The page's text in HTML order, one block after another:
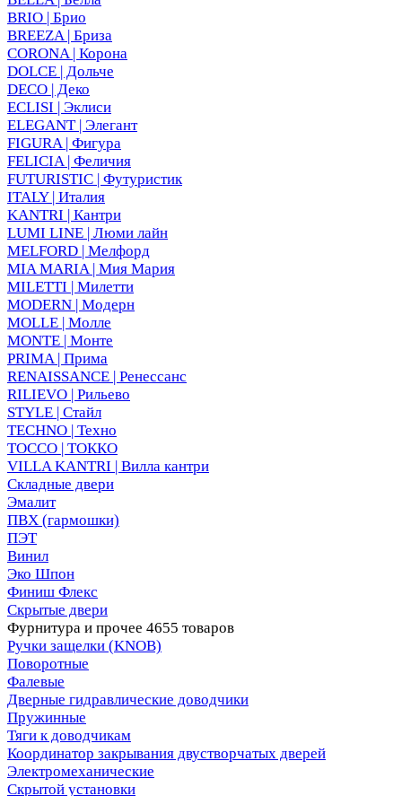
BRIO | Брио
BREEZA | Бриза
CORONA | Корона
DOLCE | Дольче
DECO | Деко
ECLISI | Эклиси
ELEGANT | Элегант
FIGURA | Фигура
FELICIA | Феличия
FUTURISTIC | Футуристик
ITALY | Италия
KANTRI | Кантри
LUMI LINE | Люми лайн
MELFORD | Мелфорд
MIA MARIA | Мия Мария
MILETTI | Милетти
MODERN | Модерн
MOLLE | Молле
MONTE | Монте
PRIMA | Прима
RENAISSANCE | Ренессанс
RILIEVO | Рильево
STYLE | Стайл
TECHNO | Техно
TOCCO | ТОККО
VILLA KANTRI | Вилла кантри
Складные двери
Эмалит
ПВХ (гармошки)
ПЭТ
Винил
Эко Шпон
Финиш Флекс
Скрытые двери
Фурнитура и прочее 4655 товаров
Ручки защелки (KNOB)
Поворотные
Фалевые
Дверные гидравлические доводчики
Пружинные
Тяги к доводчикам
Координатор закрывания двустворчатых дверей
Электромеханические
Скрытой установки